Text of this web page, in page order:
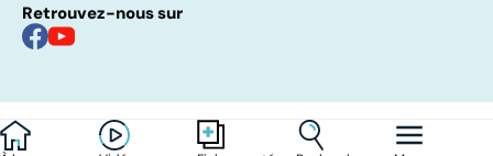
Retrouvez-nous sur